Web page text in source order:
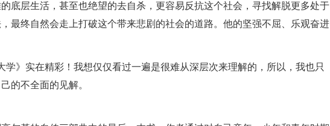
底层生活，甚至也绝望的去自杀，更容易反抗这个社会，寻找解脱更多处于
最终自然会走上打破这个带来悲剧的社会的道路。他的坚强不屈、乐观奋进
学》实在精彩！我想仅仅看过一遍是很难从深层次来理解的，所以，我也只
的不全面的见解。